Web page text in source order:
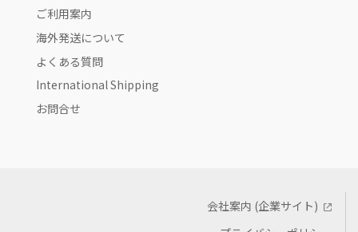
ご利用案内
海外発送について
よくある質問
International Shipping
お問合せ
会社案内 (企業サイト)